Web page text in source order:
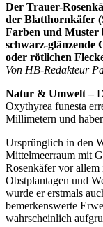
Der Trauer-
der Blatthornkäfer
Farben und Muster
schwarz-glänzende
oder rötlichen
Von HB-Redakteur
Natur & Umwelt –
Oxythyrea funesta
Millimetern und
Ursprünglich in den
Mittelmeerraum mit
Rosenkäfer vor
Obstplantagen und
wurde er erstmals
bemerkenswerte
wahrscheinlich